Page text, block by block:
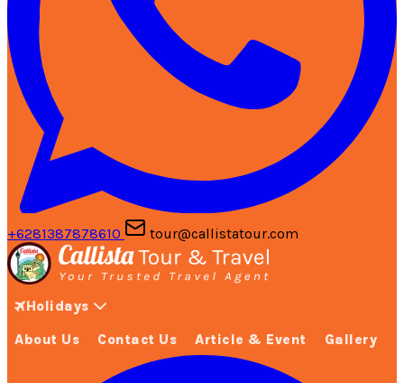
+6281387878610 tour@callistatour.com
Holidays
About Us Contact Us Article & Event Gallery